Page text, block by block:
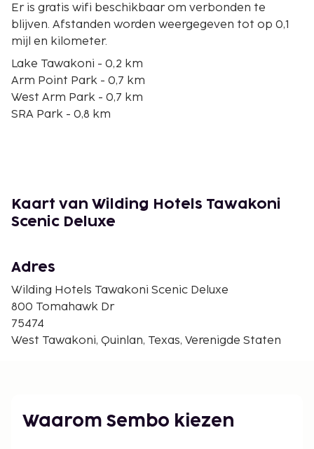
Er is gratis wifi beschikbaar om verbonden te
blijven. Afstanden worden weergegeven tot op 0,1
mijl en kilometer.
Lake Tawakoni - 0,2 km
Arm Point Park - 0,7 km
West Arm Park - 0,7 km
SRA Park - 0,8 km
Ruby McKeowan Park - 24,3 km
Emory Livestock Auction - 25,6 km
Stone River Golf Club - 34,6 km
Dallas Karting Complex - 35 km
Greenville Promenade - 35 km
Enkele van de voorzieningen zijn een
stomerij/wasserijservice en meertalig personeel.
De volgende kosten dienen bij de accommodatie te
Kaart van Wilding Hotels Tawakoni
Scenic Deluxe
Adres
Wilding Hotels Tawakoni Scenic Deluxe
800 Tomahawk Dr
75474
West Tawakoni, Quinlan, Texas, Verenigde Staten
Waarom Sembo kiezen